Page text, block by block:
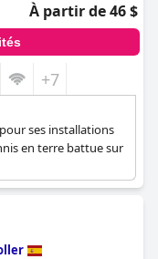
À partir de 46 $
+7
ses installations
en terre battue sur